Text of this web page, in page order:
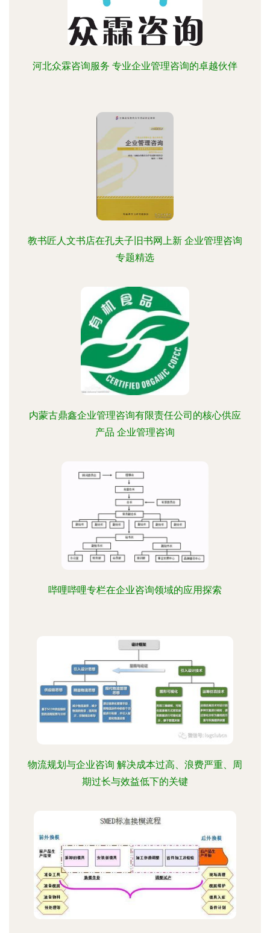
河北众霖咨询服务 专业企业管理咨询的卓越伙伴
教书匠人文书店在孔夫子旧书网上新 企业管理咨询
专题精选
内蒙古鼎鑫企业管理咨询有限责任公司的核心供应
产品 企业管理咨询
哔哩哔哩专栏在企业咨询领域的应用探索
物流规划与企业咨询 解决成本过高、浪费严重、周
期过长与效益低下的关键